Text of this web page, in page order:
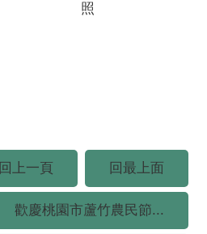
照
回上一頁 回最上面
歡慶桃園市蘆竹農民節...